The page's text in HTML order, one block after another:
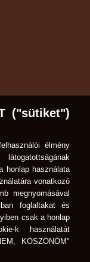
("sütiket")
élmény
honlap használata
vonatkozó
megnyomásával
ban foglaltakat és
csak a honlap
k használatát
KÖSZÖNÖM"